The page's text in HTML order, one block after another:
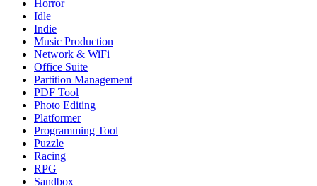
Horror
Idle
Indie
Music Production
Network & WiFi
Office Suite
Partition Management
PDF Tool
Photo Editing
Platformer
Programming Tool
Puzzle
Racing
RPG
Sandbox